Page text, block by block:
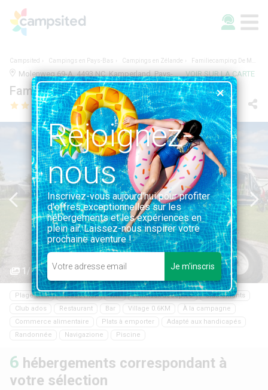
Campsited Campings en Pays-Bas Campings en Zélande Familiecamping De Molenhoek
Molenweg 69-A, 4493 NC, Kamperland, Pays-Bas | 1.0KM DE KAMPERLAND VOIR SUR LA CARTE
Familiecamping De Molenhoek
1/59
Plage 3KM Accès mer Wifi Animaux acceptés
Club enfants
Club ados
Restaurant Bar Village 0.6KM
À la campagne
Commerce alimentaire
Plats à emporter
Adapté aux handicapés
Randonnée
Navigazione Piscine
6 hébergements correspondant à
votre sélection
Rejoignez-
nous
Inscrivez-vous aujourd'hui pour profiter
d'offres exceptionnelles sur les
hébergements et les expériences en
plein air. Laissez-nous inspirer votre
prochaine aventure !
Je m'inscris